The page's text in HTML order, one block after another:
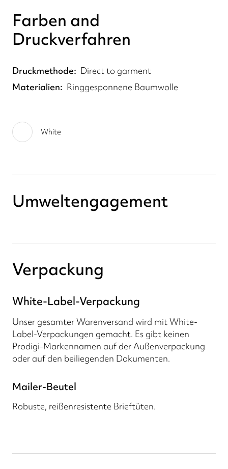
Farben and
Druckverfahren
Druckmethode
Direct to garment
Materialien
Ringgesponnene Baumwolle
White
Umweltengagement
Verpackung
White-Label-Verpackung
Unser gesamter Warenversand wird mit White-
Label-Verpackungen gemacht. Es gibt keinen
Prodigi-Markennamen auf der Außenverpackung
oder auf den beiliegenden Dokumenten.
Mailer-Beutel
Robuste, reißenresistente Brieftüten.